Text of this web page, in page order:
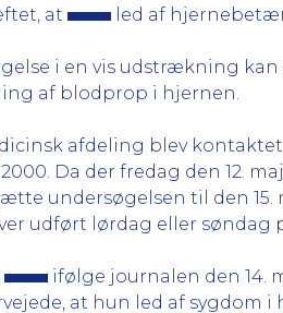
at
led af
i en vis udstrækning
af blodprop i hjernen.
afdeling blev
Da der fredag den 12.
undersøgelsen til den
udført lørdag eller søndag
ifølge journalen den 14.
at hun led af sygdom